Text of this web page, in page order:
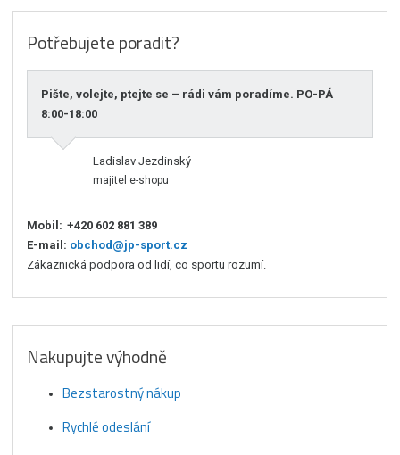
Potřebujete poradit?
Pište, volejte, ptejte se – rádi vám poradíme. PO-PÁ
8:00-18:00
Ladislav Jezdinský
majitel e-shopu
Mobil: +420 602 881 389
E-mail: obchod@jp-sport.cz
Zákaznická podpora od lidí, co sportu rozumí.
Nakupujte výhodně
Bezstarostný nákup
Rychlé odeslání